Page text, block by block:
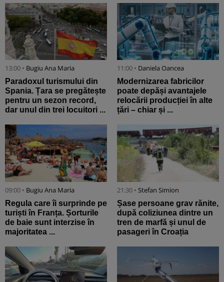
13:00 • Bugiu ⁠Ana Maria
Paradoxul turismului din
Spania. Țara se pregătește
pentru un sezon record,
dar unul din trei locuitori ...
11:00 • Daniela Oancea
Modernizarea fabricilor
poate depăși avantajele
relocării producției în alte
țări – chiar și ...
09:00 • Bugiu ⁠Ana Maria
Regula care îi surprinde pe
turiști în Franța. Șorturile
de baie sunt interzise în
majoritatea ...
21:30 • Stefan Simion
Șase persoane grav rănite,
după coliziunea dintre un
tren de marfă și unul de
pasageri în Croația